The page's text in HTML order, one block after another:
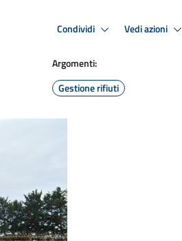
Condividi Vedi azioni
Argomenti:
Gestione rifiuti